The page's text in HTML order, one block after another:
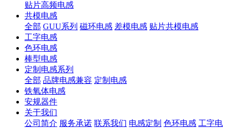
贴片高频电感
共模电感
全部 GUU系列 磁环电感 差模电感 贴片共模电感
工字电感
色环电感
棒型电感
定制电感系列
全部 品牌电感兼容 定制电感
铁氧体电感
安规器件
关于我们
公司简介 服务承诺 联系我们 电感定制 色环电感 工字电